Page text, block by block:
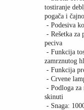
tostiranje
pogača i
- Podesiva
- Rešetka za
peciva
- Funkcija
zamrznutog
- Funkcija
- Crvene
- Podloga za
skinuti
- Snaga: